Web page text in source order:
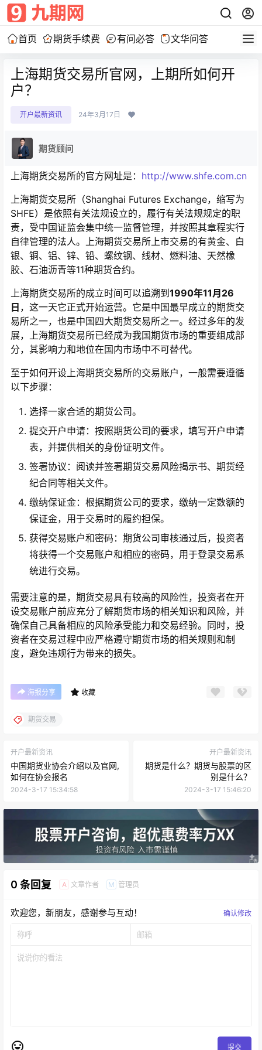
首页 期货手续费 有问必答 文华问答
上海期货交易所官网，上期所如何开
户？
开户最新资讯 24年3月17日
期货顾问
上海期货交易所的官方网址是： http://www.shfe.com.cn
上海期货交易所（Shanghai Futures Exchange，缩写为
SHFE）是依照有关法规设立的，履行有关法规规定的职
责，受中国证监会集中统一监督管理，并按照其章程实行
自律管理的法人。上海期货交易所上市交易的有黄金、白
银、铜、铝、锌、铅、螺纹钢、线材、燃料油、天然橡
胶、石油沥青等11种期货合约。
上海期货交易所的成立时间可以追溯到 1990年11月26
日 ，这一天它正式开始运营。它是中国最早成立的期货交
易所之一，也是中国四大期货交易所之一。经过多年的发
展，上海期货交易所已经成为我国期货市场的重要组成部
分，其影响力和地位在国内市场中不可替代。
至于如何开设上海期货交易所的交易账户，一般需要遵循
以下步骤：
选择一家合适的期货公司。
提交开户申请：按照期货公司的要求，填写开户申请
表，并提供相关的身份证明文件。
签署协议：阅读并签署期货交易风险揭示书、期货经
纪合同等相关文件。
缴纳保证金：根据期货公司的要求，缴纳一定数额的
保证金，用于交易时的履约担保。
获得交易账户和密码：期货公司审核通过后，投资者
将获得一个交易账户和相应的密码，用于登录交易系
统进行交易。
需要注意的是，期货交易具有较高的风险性，投资者在开
设交易账户前应充分了解期货市场的相关知识和风险，并
确保自己具备相应的风险承受能力和交易经验。同时，投
资者在交易过程中应严格遵守期货市场的相关规则和制
度，避免违规行为带来的损失。
海报分享 收藏
期货交易
开户最新资讯
中国期货业协会介绍以及官网,
如何在协会报名
2024-3-17 15:34:58
开户最新资讯
期货是什么？期货与股票的区
别是什么？
2024-3-17 15:46:20
0 条回复 A 文章作者 M 管理员
欢迎您，新朋友，感谢参与互动！ 确认修改
提交